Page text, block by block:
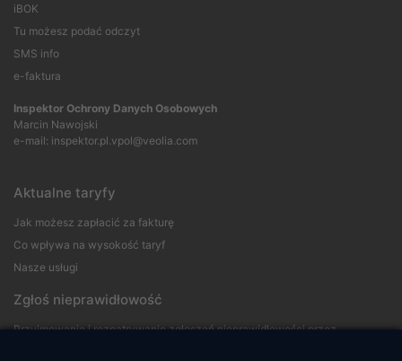
iBOK
Tu możesz podać odczyt
SMS info
e-faktura
Inspektor Ochrony Danych Osobowych
Marcin Nawojski
e-mail: inspektor.pl.vpol@veolia.com
Aktualne taryfy
Jak możesz zapłacić za fakturę
Co wpływa na wysokość taryf
Nasze usługi
Zgłoś nieprawidłowość
Przyjmowanie i rozpatrywanie zgłoszeń nieprawidłowości przez